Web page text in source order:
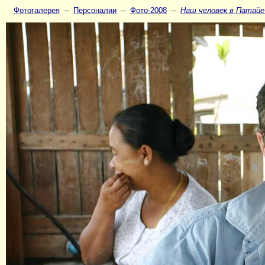
Фотогалерея – Персоналии – Фото-2008 – Наш человек в Патайе